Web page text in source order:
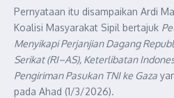
Pernyataan itu disampaikan Ardi
Koalisi Masyarakat Sipil bertajuk
Menyikapi Perjanjian Dagang
Serikat (RI–AS), Keterlibatan
Pengiriman Pasukan TNI ke Gaza
pada Ahad (1/3/2026).